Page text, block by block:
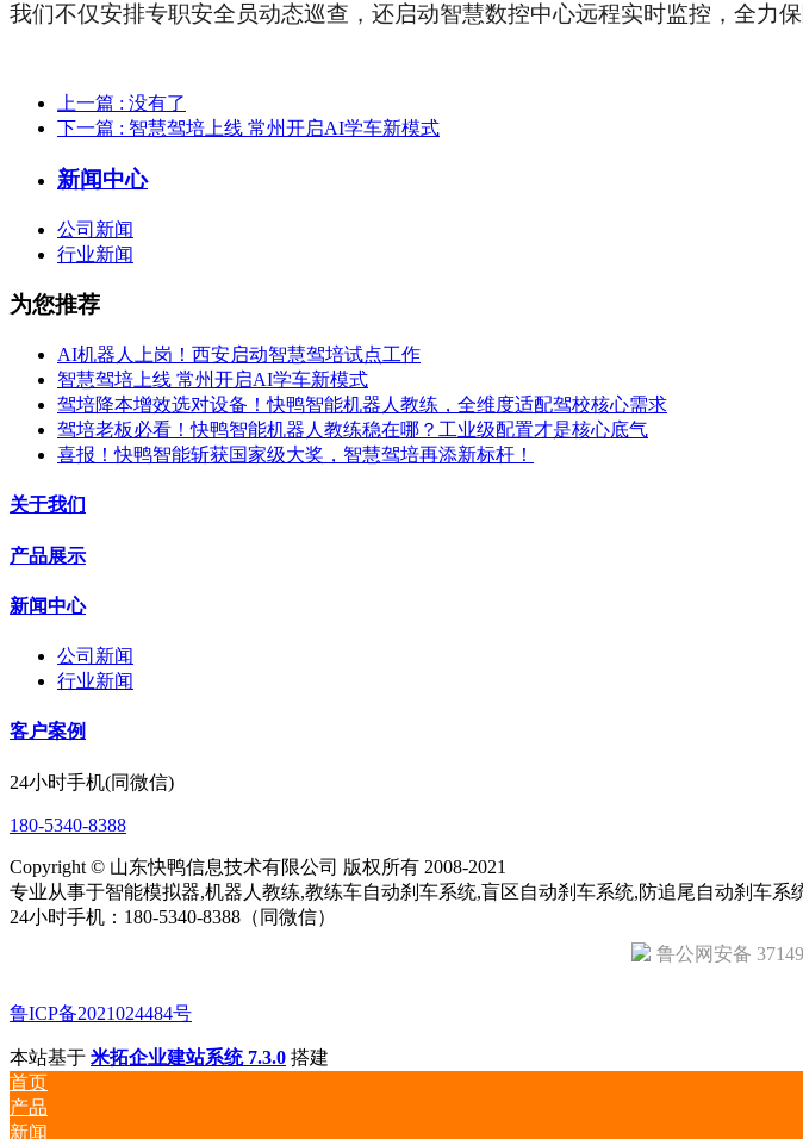
我们不仅安排专职安全员动态巡查，还启动智慧数控中心远程实时监控，全力保
上一篇 : 没有了
下一篇 : 智慧驾培上线 常州开启AI学车新模式
新闻中心
公司新闻
行业新闻
为您推荐
AI机器人上岗！西安启动智慧驾培试点工作
智慧驾培上线 常州开启AI学车新模式
驾培降本增效选对设备！快鸭智能机器人教练，全维度适配驾校核心需求
驾培老板必看！快鸭智能机器人教练稳在哪？工业级配置才是核心底气
喜报！快鸭智能斩获国家级大奖，智慧驾培再添新标杆！
关于我们
产品展示
新闻中心
公司新闻
行业新闻
客户案例
24小时手机(同微信)
180-5340-8388
Copyright © 山东快鸭信息技术有限公司 版权所有 2008-2021
专业从事于智能模拟器,机器人教练,教练车自动刹车系统,盲区自动刹车系统,防追尾自动刹车系
24小时手机：180-5340-8388（同微信）
鲁公网安备
鲁ICP备2021024484号
本站基于 米拓企业建站系统 7.3.0 搭建
首页
产品
新闻